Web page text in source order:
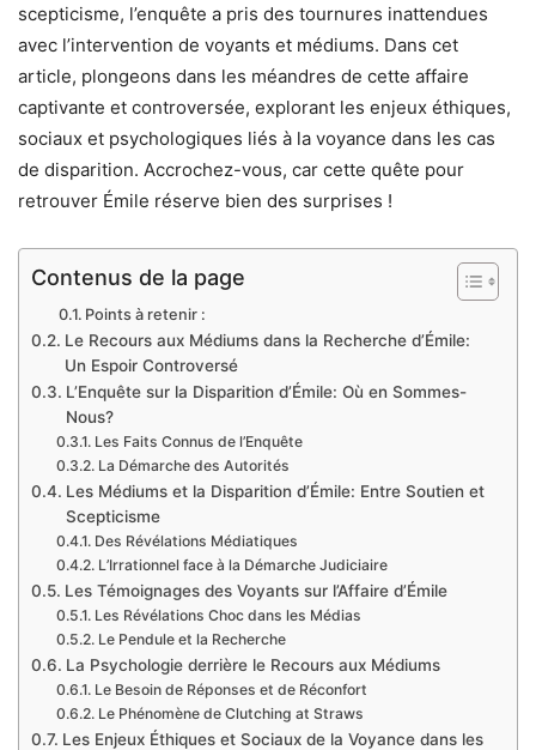
scepticisme, l’enquête a pris des tournures inattendues
avec l’intervention de voyants et médiums. Dans cet
article, plongeons dans les méandres de cette affaire
captivante et controversée, explorant les enjeux éthiques,
sociaux et psychologiques liés à la voyance dans les cas
de disparition. Accrochez-vous, car cette quête pour
retrouver Émile réserve bien des surprises !
Contenus de la page
Points à retenir :
Le Recours aux Médiums dans la Recherche d’Émile:
Un Espoir Controversé
L’Enquête sur la Disparition d’Émile: Où en Sommes-
Nous?
Les Faits Connus de l’Enquête
La Démarche des Autorités
Les Médiums et la Disparition d’Émile: Entre Soutien et
Scepticisme
Des Révélations Médiatiques
L’Irrationnel face à la Démarche Judiciaire
Les Témoignages des Voyants sur l’Affaire d’Émile
Les Révélations Choc dans les Médias
Le Pendule et la Recherche
La Psychologie derrière le Recours aux Médiums
Le Besoin de Réponses et de Réconfort
Le Phénomène de Clutching at Straws
Les Enjeux Éthiques et Sociaux de la Voyance dans les